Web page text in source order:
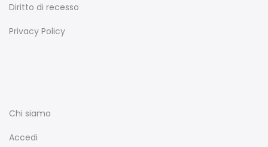
Diritto di recesso
Privacy Policy
Chi siamo
Accedi